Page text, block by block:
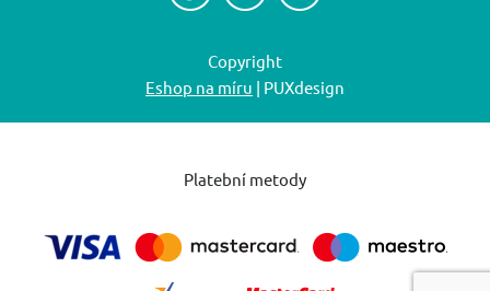
Copyright
Eshop na míru | PUXdesign
Platební metody